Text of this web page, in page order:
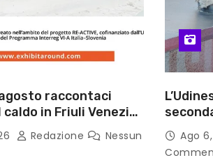
raccontaci
caldo in Friuli Venezia
Redazione
Nessun
2026/
Ago